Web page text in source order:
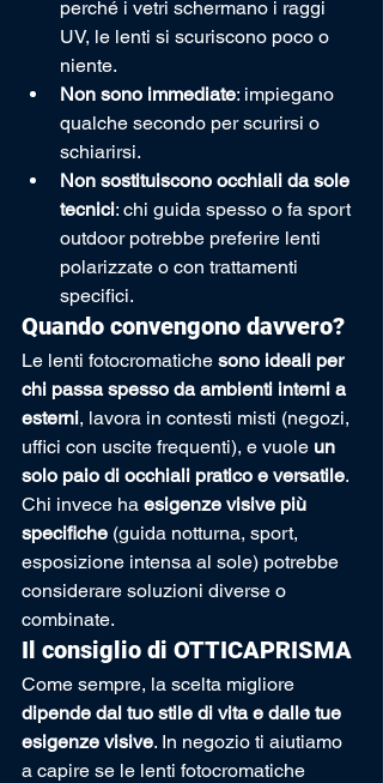
perché i vetri schermano i raggi
UV, le lenti si scuriscono poco o
niente.
Non sono immediate: impiegano
qualche secondo per scurirsi o
schiarirsi.
Non sostituiscono occhiali da sole
tecnici: chi guida spesso o fa sport
outdoor potrebbe preferire lenti
polarizzate o con trattamenti
specifici.
Quando convengono davvero?
Le lenti fotocromatiche sono ideali per
chi passa spesso da ambienti interni a
esterni, lavora in contesti misti (negozi,
uffici con uscite frequenti), e vuole un
solo paio di occhiali pratico e versatile.
Chi invece ha esigenze visive più
specifiche (guida notturna, sport,
esposizione intensa al sole) potrebbe
considerare soluzioni diverse o
combinate.
Il consiglio di OTTICAPRISMA
Come sempre, la scelta migliore
dipende dal tuo stile di vita e dalle tue
esigenze visive. In negozio ti aiutiamo
a capire se le lenti fotocromatiche